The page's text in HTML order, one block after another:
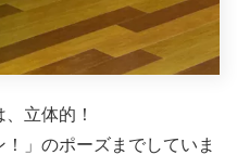
立体的！
」のポーズまでしていま